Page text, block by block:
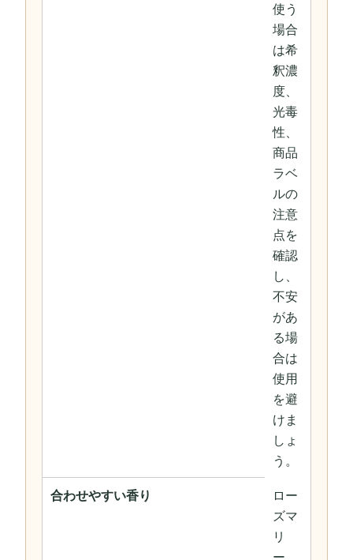
使う
場合
は希
釈濃
度、
光毒
性、
商品
ラベ
ルの
注意
点を
確認
し、
不安
があ
る場
合は
使用
を避
けま
しょ
う。
合わせやすい香り
ロー
ズマ
リ